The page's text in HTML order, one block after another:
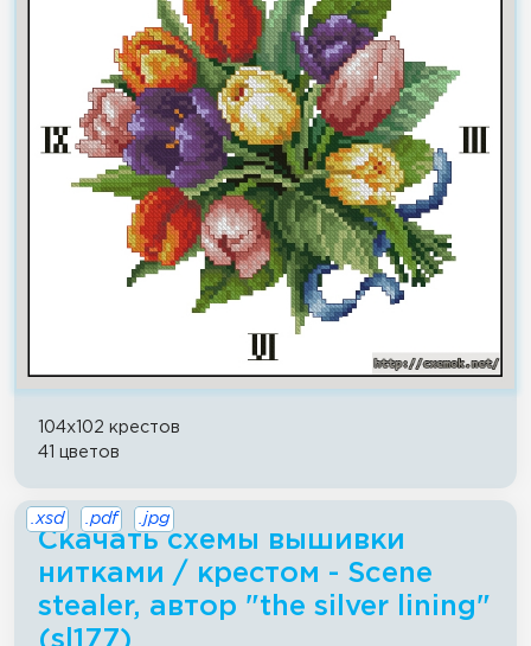
104x102 крестов
41 цветов
Скачать схемы вышивки
нитками / крестом - Scene
stealer, автор "the silver lining"
(sl177)
.xsd .pdf .jpg